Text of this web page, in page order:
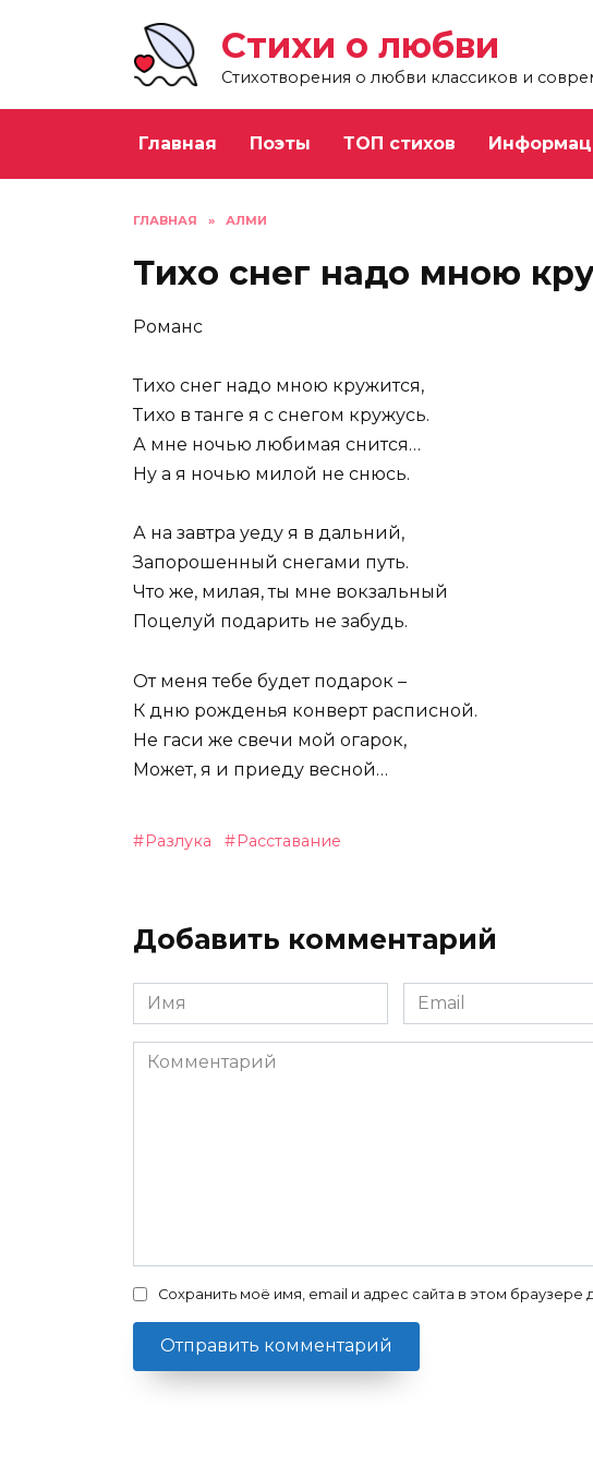
Стихи о любви
Стихотворения о любви классиков и
Главная Поэты ТОП стихов
ГЛАВНАЯ » АЛМИ
Тихо снег надо мною
Романс
Тихо снег надо мною кружится,
Тихо в танге я с снегом кружусь.
А мне ночью любимая снится…
Ну а я ночью милой не снюсь.
А на завтра уеду я в дальний,
Запорошенный снегами путь.
Что же, милая, ты мне вокзальный
Поцелуй подарить не забудь.
От меня тебе будет подарок –
К дню рожденья конверт расписной.
Не гаси же свечи мой огарок,
Может, я и приеду весной…
Разлука Расставание
Добавить комментарий
Имя Email
Комментарий
Сохранить моё имя, email и адрес сайта в этом